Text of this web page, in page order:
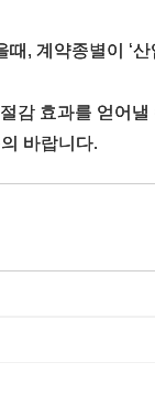
, 계약종별이 ‘
감 효과를 얻어
바랍니다.